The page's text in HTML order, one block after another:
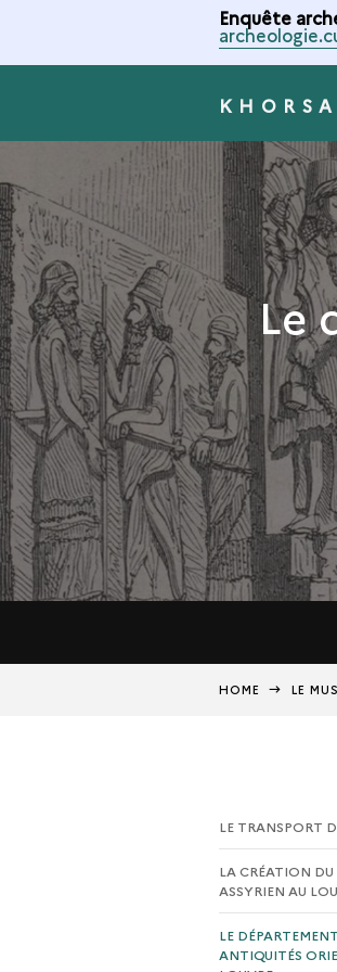
Enquête
Le
HOME LE
LE TRANSPORT
LA CRÉATION DU
ASSYRIEN AU
LE
ANTIQUITÉS